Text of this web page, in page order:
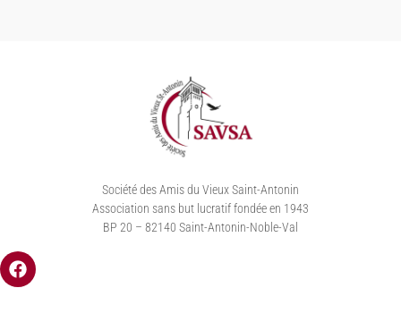
Société des Amis du Vieux Saint-Antonin
Association sans but lucratif fondée en 1943
BP 20 – 82140 Saint-Antonin-Noble-Val